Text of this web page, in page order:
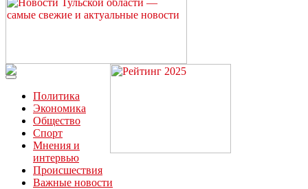
Читайте последние новости дня в Тульской области на сайте
“ЗаНовомосковск”
Политика
Экономика
Общество
Спорт
Мнения и
интервью
Происшествия
Важные новости